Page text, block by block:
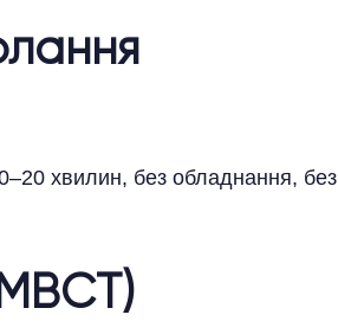
хвилин, без обладнання, без